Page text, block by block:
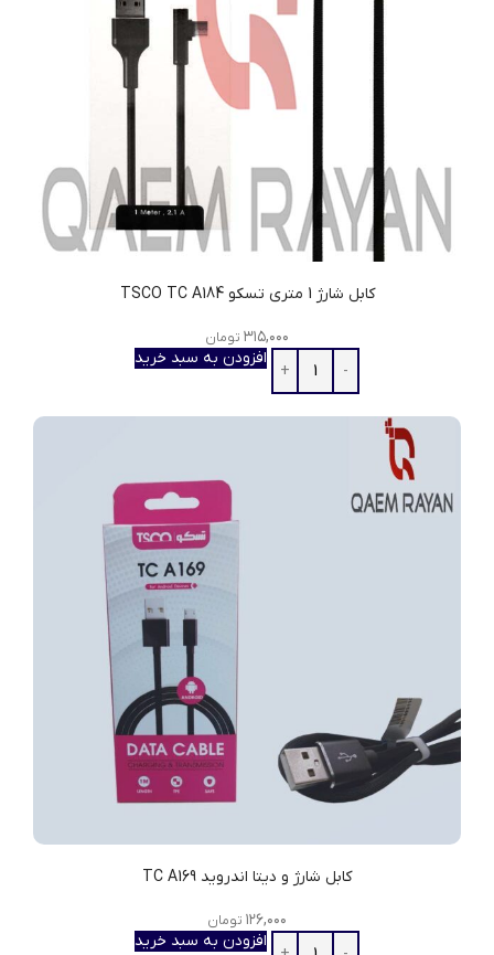
کابل شارژ 1 متری تسکو TSCO TC A184
۳۱۵,۰۰۰ تومان
افزودن به سبد خرید
کابل شارژ و دیتا اندروید TC A169
۱۲۶,۰۰۰ تومان
افزودن به سبد خرید